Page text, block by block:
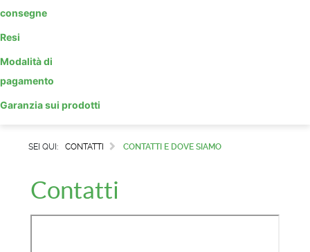
consegne
Resi
Modalità di
pagamento
Garanzia sui prodotti
SEI QUI: CONTATTI CONTATTI E DOVE SIAMO
Contatti